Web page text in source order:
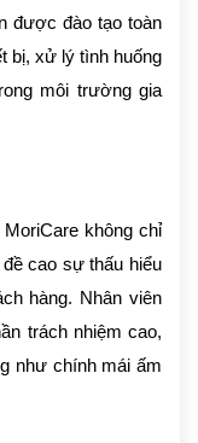
được đào tạo toàn
bị, xử lý tình huống
môi trường gia
không chỉ
cao sự thấu hiểu
hàng. Nhân viên
trách nhiệm cao,
như chính mái ấm